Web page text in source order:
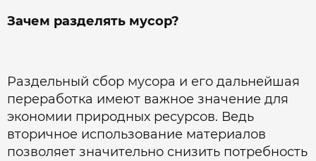
Зачем разделять мусор?
Раздельный сбор мусора и его дальнейшая
переработка имеют важное значение для
экономии природных ресурсов. Ведь
вторичное использование материалов
позволяет значительно снизить потребность